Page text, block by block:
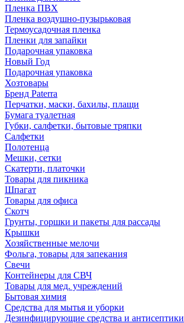
Пленка ПВХ
Пленка воздушно-пузырьковая
Термоусадочная пленка
Пленки для запайки
Подарочная упаковка
Новый Год
Подарочная упаковка
Хозтовары
Бренд Paterra
Перчатки, маски, бахилы, плащи
Бумага туалетная
Губки, салфетки, бытовые тряпки
Салфетки
Полотенца
Мешки, сетки
Скатерти, платочки
Товары для пикника
Шпагат
Товары для офиса
Скотч
Грунты, горшки и пакеты для рассады
Крышки
Хозяйственные мелочи
Фольга, товары для запекания
Свечи
Контейнеры для СВЧ
Товары для мед. учреждений
Бытовая химия
Средства для мытья и уборки
Дезинфицирующие средства и антисептики